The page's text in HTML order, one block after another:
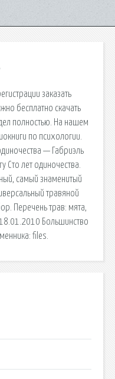
заказать
бесплатно скачать
полностью. На нашем
по психологии.
— Габриэль
Сто лет одиночества.
самый знаменитый
травяной
Перечень трав: мята,
Большинство
files.